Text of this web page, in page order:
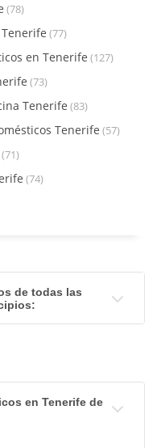
(78)
(77)
en Tenerife (127)
(73)
Tenerife (83)
Tenerife (57)
(71)
(74)
de todas las
en Tenerife de